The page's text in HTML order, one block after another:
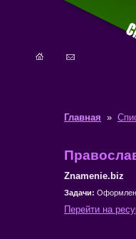
Главная »
Znamenie.biz
Задачи:
Перейти на